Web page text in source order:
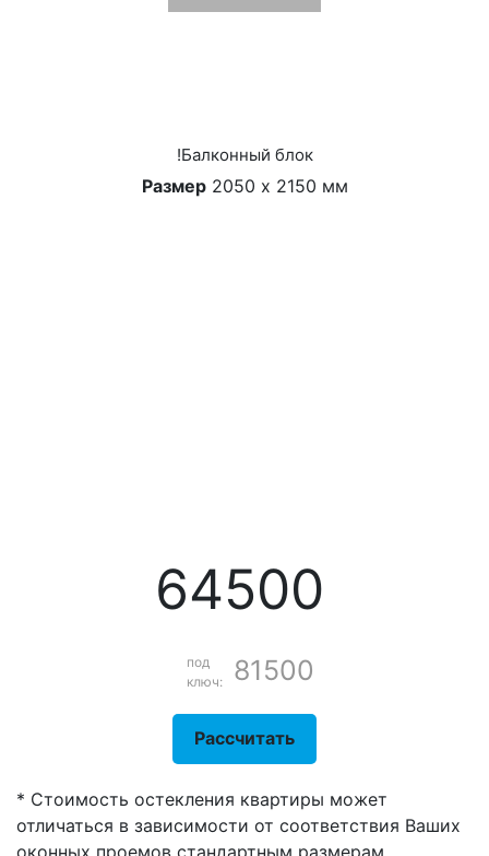
64500
под
ключ:
81500
Рассчитать
!Балконный блок
Размер2050 х 2150 мм
* Стоимость остекления квартиры может
отличаться в зависимости от соответствия Ваших
оконных проемов стандартным размерам,